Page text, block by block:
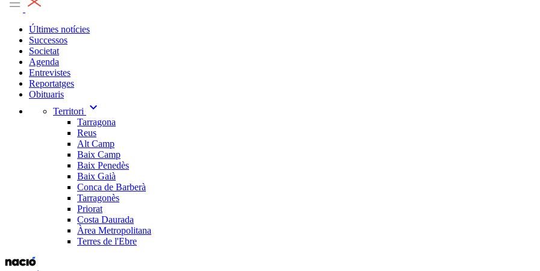
Últimes notícies
Successos
Societat
Agenda
Entrevistes
Reportatges
Obituaris
Territori
expand_more
Tarragona
Reus
Alt Camp
Baix Camp
Baix Penedès
Baix Gaià
Conca de Barberà
Tarragonès
Priorat
Costa Daurada
Àrea Metropolitana
Terres de l'Ebre